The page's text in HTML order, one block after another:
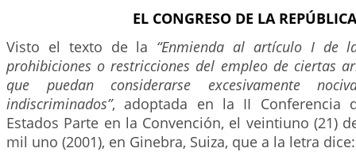
EL CONGRESO DE LA REPÚBLICA
Visto el texto de la “Enmienda al artículo I de
prohibiciones o restricciones del empleo de ciertas
que puedan considerarse excesivamente
indiscriminados”, adoptada en la II Conferencia
Estados Parte en la Convención, el veintiuno (21)
mil uno (2001), en Ginebra, Suiza, que a la letra dice: